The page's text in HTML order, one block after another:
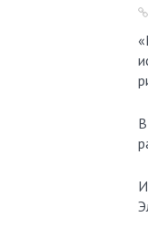
«М.Видео-Эльдорадо» создала